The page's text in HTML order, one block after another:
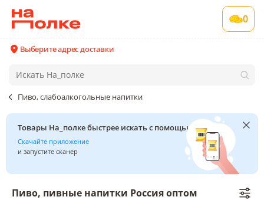
0
Выберите адрес доставки
Пиво, слабоалкогольные напитки
Товары На_полке быстрее искать с помощью сканера
Скачайте приложение
и запустите сканер
Пиво, пивные напитки Россия оптом